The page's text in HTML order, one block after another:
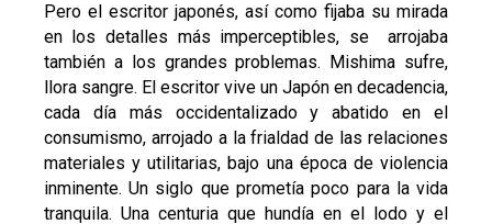
Pero el escritor japonés, así como fijaba su mirada
en los detalles más imperceptibles, se arrojaba
también a los grandes problemas. Mishima sufre,
llora sangre. El escritor vive un Japón en decadencia,
cada día más occidentalizado y abatido en el
consumismo, arrojado a la frialdad de las relaciones
materiales y utilitarias, bajo una época de violencia
inminente. Un siglo que prometía poco para la vida
tranquila. Una centuria que hundía en el lodo y el